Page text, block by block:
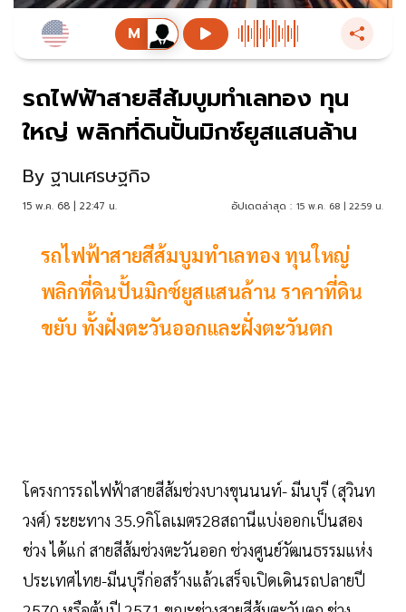
รถไฟฟ้าสายสีส้มบูมทำเลทอง ทุน
ใหญ่ พลิกที่ดินปั้นมิกซ์ยูสแสนล้าน
By ฐานเศรษฐกิจ
15 พ.ค. 68 | 22:47 น. อัปเดตล่าสุด : 15 พ.ค. 68 | 22:59 น.
รถไฟฟ้าสายสีส้มบูมทำเลทอง ทุนใหญ่
พลิกที่ดินปั้นมิกซ์ยูสแสนล้าน ราคาที่ดิน
ขยับ ทั้งฝั่งตะวันออกและฝั่งตะวันตก
โครงการรถไฟฟ้าสายสีส้มช่วงบางขุนนนท์- มีนบุรี (สุวินท
วงศ์) ระยะทาง 35.9กิโลเมตร28สถานีแบ่งออกเป็นสอง
ช่วง ได้แก่ สายสีส้มช่วงตะวันออก ช่วงศูนย์วัฒนธรรมแห่ง
ประเทศไทย-มีนบุรีก่อสร้างแล้วเสร็จเปิดเดินรถปลายปี